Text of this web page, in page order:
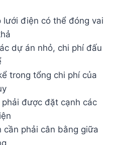
lưới điện có thể đóng vai
dự án nhỏ, chi phí đấu
trong tổng chi phí của
được đặt cạnh các
cần phải cân bằng giữa